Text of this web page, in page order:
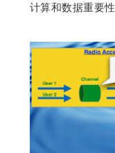
计算和数据重要性